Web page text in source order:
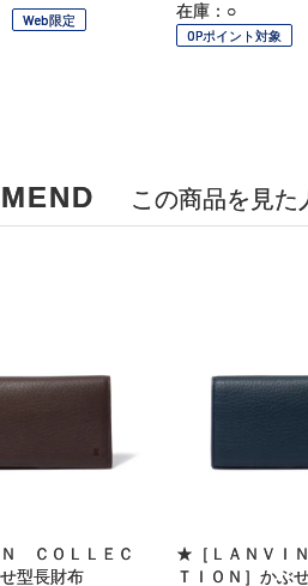
Web限定 在庫：○
OPポイント対象
この商品を見た
ＣＯＬＬＥＣ
型長財布
★［ＬＡＮＶＩ
ＴＩＯＮ］かぶ